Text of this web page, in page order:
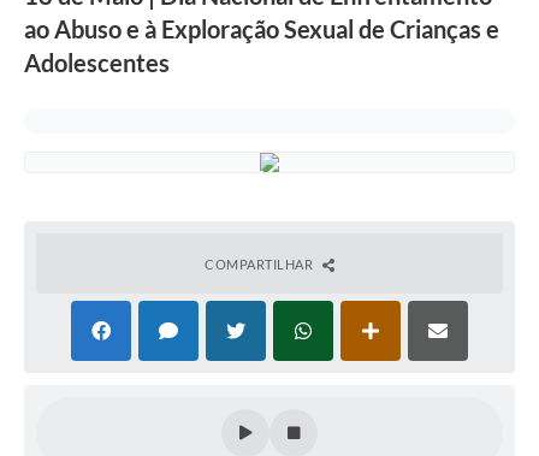
Notícias
Contato
Galeria de Fotos
ao Abuso e à Exploração Sexual de Crianças e
Adolescentes
COMPARTILHAR